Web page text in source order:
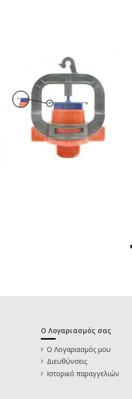
Ο Λογαριασμός σας
Ο Λογαριασμός μου
Διευθύνσεις
Ιστορικό παραγγελιών